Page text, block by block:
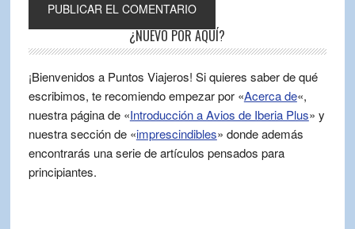
¿NUEVO POR AQUÍ?
¡Bienvenidos a Puntos Viajeros! Si quieres saber de qué
escribimos, te recomiendo empezar por «Acerca de«,
nuestra página de «Introducción a Avios de Iberia Plus» y
nuestra sección de «imprescindibles» donde además
encontrarás una serie de artículos pensados para
principiantes.